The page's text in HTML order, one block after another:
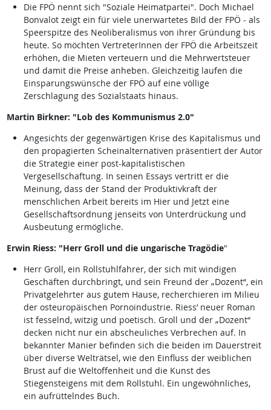
Die FPÖ nennt sich "Soziale Heimatpartei". Doch Michael
Bonvalot zeigt ein für viele unerwartetes Bild der FPÖ - als
Speerspitze des Neoliberalismus von ihrer Gründung bis
heute. So möchten VertreterInnen der FPÖ die Arbeitszeit
erhöhen, die Mieten verteuern und die Mehrwertsteuer
und damit die Preise anheben. Gleichzeitig laufen die
Einsparungswünsche der FPÖ auf eine völlige
Zerschlagung des Sozialstaats hinaus.
Martin Birkner: "Lob des Kommunismus 2.0"
Angesichts der gegenwärtigen Krise des Kapitalismus und
den propagierten Scheinalternativen präsentiert der Autor
die Strategie einer post-kapitalistischen
Vergesellschaftung. In seinen Essays vertritt er die
Meinung, dass der Stand der Produktivkraft der
menschlichen Arbeit bereits im Hier und Jetzt eine
Gesellschaftsordnung jenseits von Unterdrückung und
Ausbeutung ermögliche.
Erwin Riess: "Herr Groll und die ungarische Tragödie"
Herr Groll, ein Rollstuhlfahrer, der sich mit windigen
Geschäften durchbringt, und sein Freund der „Dozent“, ein
Privatgelehrter aus gutem Hause, recherchieren im Milieu
der osteuropäischen Pornoindustrie. Riess’ neuer Roman
ist fesselnd, witzig und poetisch. Groll und der „Dozent“
decken nicht nur ein abscheuliches Verbrechen auf. In
bekannter Manier befinden sich die beiden im Dauerstreit
über diverse Welträtsel, wie den Einfluss der weiblichen
Brust auf die Weltoffenheit und die Kunst des
Stiegensteigens mit dem Rollstuhl. Ein ungewöhnliches,
ein aufrüttelndes Buch.